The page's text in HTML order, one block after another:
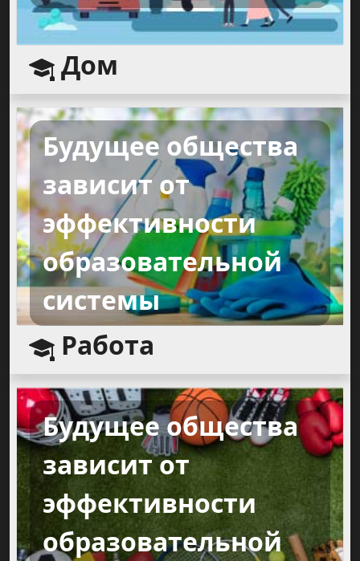
Дом
Будущее общества
зависит от
эффективности
образовательной
системы
Работа
Будущее общества
зависит от
эффективности
образовательной